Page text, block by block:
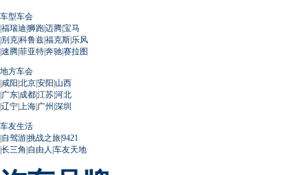
车型车会
|福瑞迪|狮跑|迈腾|宝马
|别克|科鲁兹|福克斯|乐风
|速腾|菲亚特|奔驰|赛拉图
地方车会
|咸阳|北京|安阳|山西
|广东|成都|江苏|河北
|辽宁| 上海|广州 |深圳
车友生活
|自驾游|挑战之旅|9421
|长三角 |自由人 |车友天地